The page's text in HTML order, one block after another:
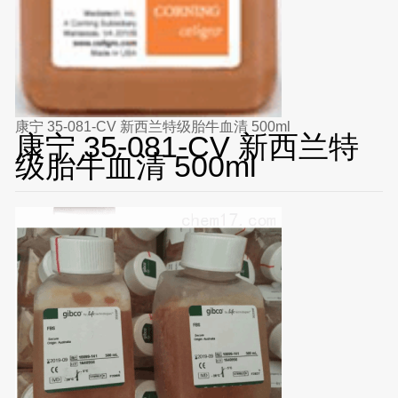
康宁 35-081-CV 新西兰特级胎牛血清 500ml
康宁 35-081-CV 新西兰特
级胎牛血清 500ml